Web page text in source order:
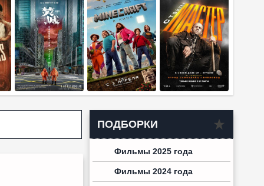
ПОДБОРКИ
Фильмы 2025 года
Фильмы 2024 года